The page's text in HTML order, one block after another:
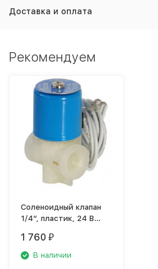
Доставка и оплата
Рекомендуем
Соленоидный клапан
1/4”, пластик, 24 В
1 760 ₽
В наличии